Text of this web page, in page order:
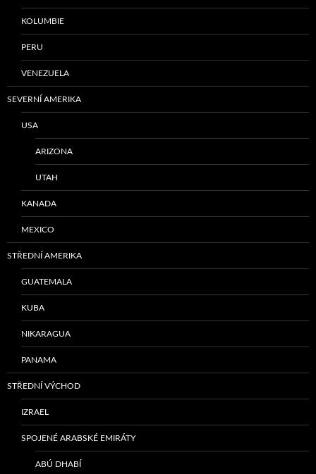
KOLUMBIE
PERU
VENEZUELA
SEVERNÍ AMERIKA
USA
ARIZONA
UTAH
KANADA
MEXICO
STŘEDNÍ AMERIKA
GUATEMALA
KUBA
NIKARAGUA
PANAMA
STŘEDNÍ VÝCHOD
IZRAEL
SPOJENÉ ARABSKÉ EMIRÁTY
ABÚ DHABÍ